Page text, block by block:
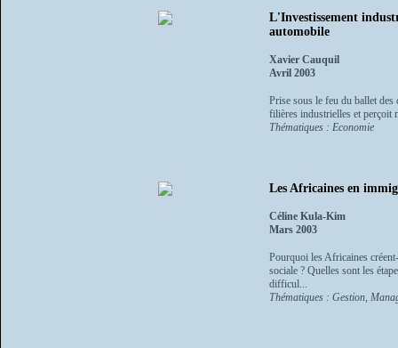
L'Investissement
automobile
Xavier Cauquil
Avril 2003
Prise sous le feu du ballet
filières industrielles et perçoit
Thématiques : Economie
Les Africaines en
Céline Kula-Kim
Mars 2003
Pourquoi les Africaines
sociale ? Quelles sont les
difficul...
Thématiques : Gestion,